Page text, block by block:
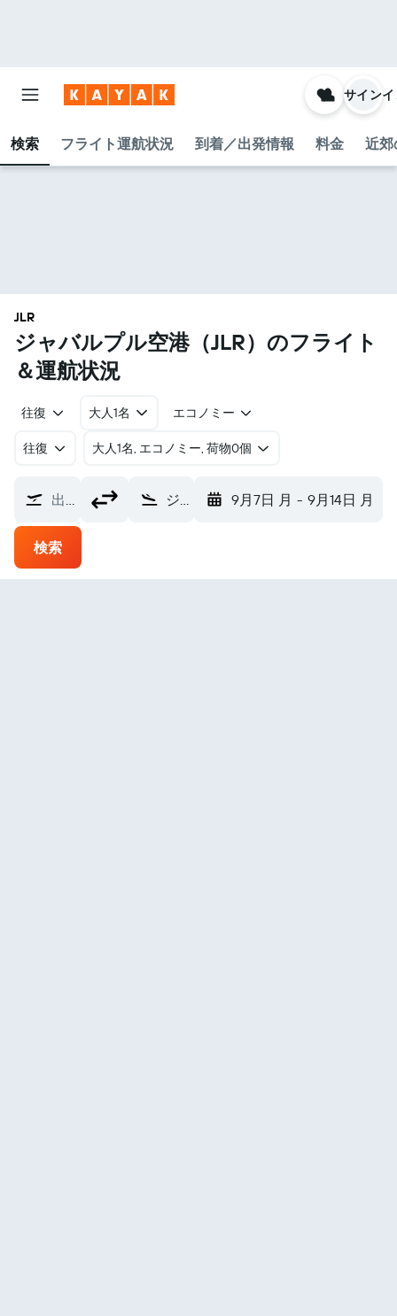
検索 フライト運航状況 到着／出発情報 料金 近郊
サイン
JLR
ジャバルプル空港​（JLR​）のフライト
＆運航状況
往復 大人1名 エコノミー
往復 ​大人1名, エコノミー, 荷物0個
出発地 ジャバルプル空港 (JLR) 9月7日 月 - 9月14日 月
検索